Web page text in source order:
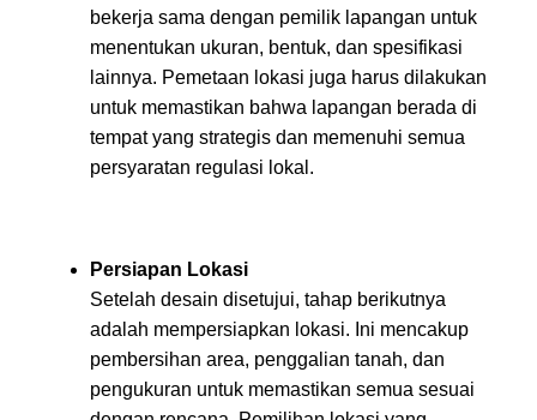
bekerja sama dengan pemilik lapangan untuk
menentukan ukuran, bentuk, dan spesifikasi
lainnya. Pemetaan lokasi juga harus dilakukan
untuk memastikan bahwa lapangan berada di
tempat yang strategis dan memenuhi semua
persyaratan regulasi lokal.
Persiapan Lokasi
Setelah desain disetujui, tahap berikutnya
adalah mempersiapkan lokasi. Ini mencakup
pembersihan area, penggalian tanah, dan
pengukuran untuk memastikan semua sesuai